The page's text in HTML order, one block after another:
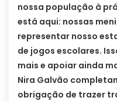
nossa população à
está aqui: nossas
representar nosso
de jogos escolares.
mais e apoiar ainda
Nira Galvão
obrigação de trazer